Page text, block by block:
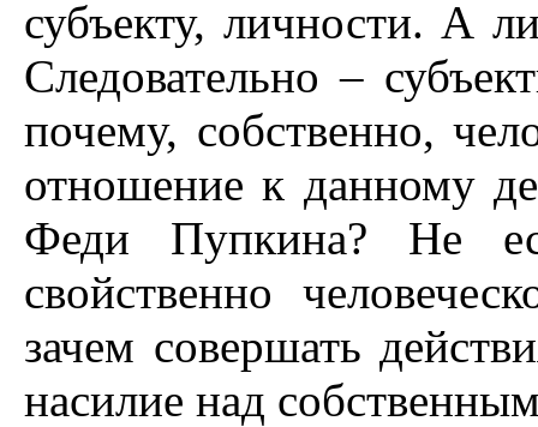
субъекту, личности. А
Следовательно –
почему, собственно,
отношение к данному
Феди Пупкина? Не
свойственно
зачем совершать
насилие над